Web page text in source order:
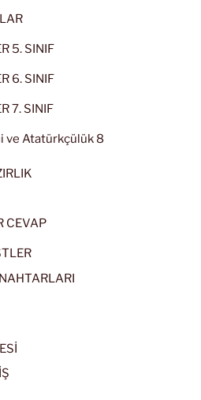
5. SINIF
6. SINIF
7. SINIF
ve Atatürkçülük 8
CEVAP